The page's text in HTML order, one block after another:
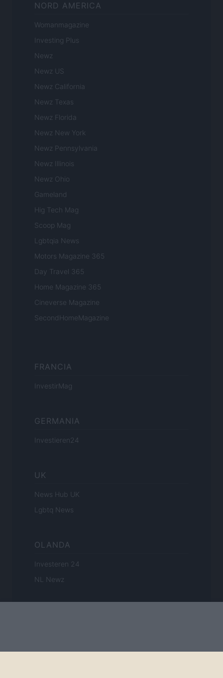
NORD AMERICA
Womanmagazine
Investing Plus
Newz
Newz US
Newz California
Newz Texas
Newz Florida
Newz New York
Newz Pennsylvania
Newz Illinois
Newz Ohio
Gameland
Hig Tech Mag
Scoop Mag
Lgbtqia News
Motors Magazine 365
Day Travel 365
Home Magazine 365
Cineverse Magazine
SecondHomeMagazine
FRANCIA
InvestirMag
GERMANIA
Investieren24
UK
News Hub UK
Lgbtq News
OLANDA
Investeren 24
NL Newz